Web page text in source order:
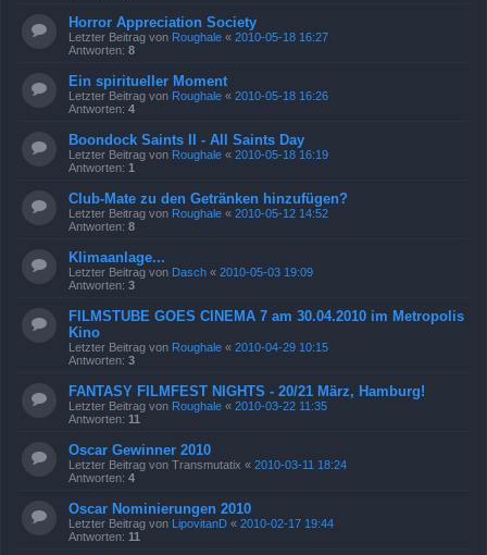
Horror Appreciation Society
Letzter Beitrag von Roughale « 2010-05-18 16:27
Antworten: 8
Ein spiritueller Moment
Letzter Beitrag von Roughale « 2010-05-18 16:26
Antworten: 4
Boondock Saints II - All Saints Day
Letzter Beitrag von Roughale « 2010-05-18 16:19
Antworten: 1
Club-Mate zu den Getränken hinzufügen?
Letzter Beitrag von Roughale « 2010-05-12 14:52
Antworten: 8
Klimaanlage...
Letzter Beitrag von Dasch « 2010-05-03 19:09
Antworten: 3
FILMSTUBE GOES CINEMA 7 am 30.04.2010 im Metropolis
Kino
Letzter Beitrag von Roughale « 2010-04-29 10:15
Antworten: 3
FANTASY FILMFEST NIGHTS - 20/21 März, Hamburg!
Letzter Beitrag von Roughale « 2010-03-22 11:35
Antworten: 11
Oscar Gewinner 2010
Letzter Beitrag von Transmutatix « 2010-03-11 18:24
Antworten: 4
Oscar Nominierungen 2010
Letzter Beitrag von LipovitanD « 2010-02-17 19:44
Antworten: 11